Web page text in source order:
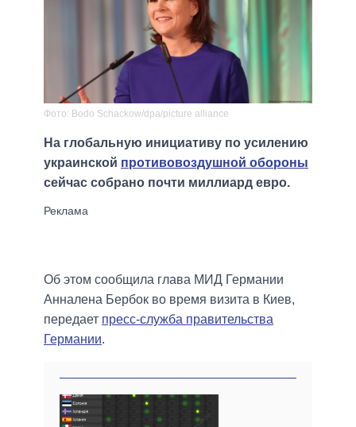
Фото: Bodo Schackow/dpa/picture alliance
На глобальную инициативу по усилению
украинской противовоздушной обороны
сейчас собрано почти миллиард евро.
Об этом сообщила глава МИД Германии
Анналена Бербок во время визита в Киев,
передает пресс-служба правительства
Германии.